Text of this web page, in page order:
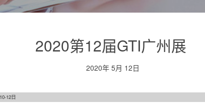
2020第12届GTI广州展
2020年 5月 12日
12日